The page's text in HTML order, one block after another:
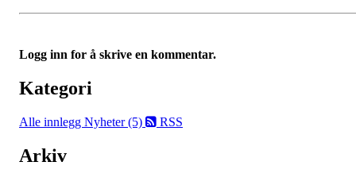
Logg inn for å skrive en kommentar.
Kategori
Alle innlegg Nyheter (5) RSS
Arkiv